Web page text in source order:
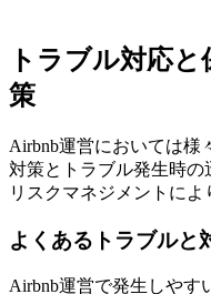
トラブル対応
策
Airbnb運営においては様
対策とトラブル発生時
リスクマネジメントによ
よくあるトラブルと
Airbnb運営で発生しやす